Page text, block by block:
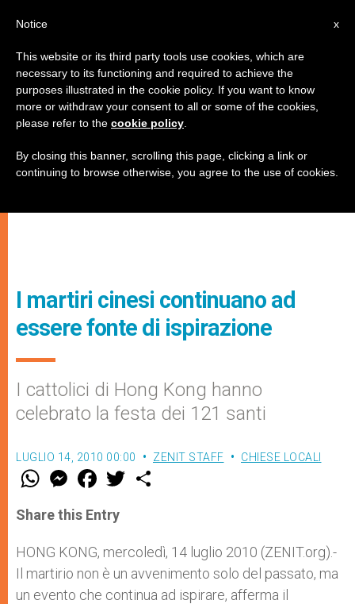
I martiri cinesi continuano ad
essere fonte di ispirazione
I cattolici di Hong Kong hanno
celebrato la festa dei 121 santi
LUGLIO 14, 2010 00:00 ZENIT STAFF CHIESE LOCALI
W
t
s
p
p
M
e
s
e
g
e
r
F
a
e
b
o
k
w
r
Share this Entry
HONG KONG, mercoledì, 14 luglio 2010 (ZENIT.org).-
Il martirio non è un avvenimento solo del passato, ma
un evento che continua ad ispirare, afferma il
x
Notice
This website or its third party tools use cookies, which are
necessary to its functioning and required to achieve the
purposes illustrated in the cookie policy. If you want to know
more or withdraw your consent to all or some of the cookies,
please refer to the cookie policy
By closing this banner, scrolling this page, clicking a link or
continuing to browse otherwise, you agree to the use of cookies.